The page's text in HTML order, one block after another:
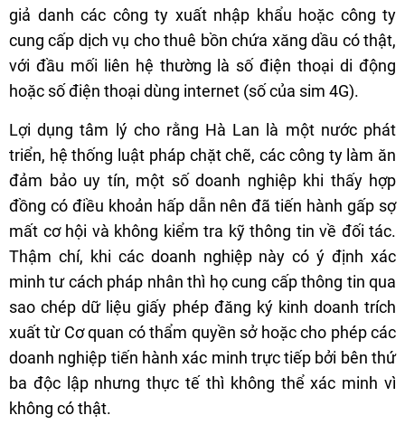
giả danh các công ty xuất nhập khẩu hoặc công ty
cung cấp dịch vụ cho thuê bồn chứa xăng dầu có thật,
với đầu mối liên hệ thường là số điện thoại di động
hoặc số điện thoại dùng internet (số của sim 4G).
Lợi dụng tâm lý cho rằng Hà Lan là một nước phát
triển, hệ thống luật pháp chặt chẽ, các công ty làm ăn
đảm bảo uy tín, một số doanh nghiệp khi thấy hợp
đồng có điều khoản hấp dẫn nên đã tiến hành gấp sợ
mất cơ hội và không kiểm tra kỹ thông tin về đối tác.
Thậm chí, khi các doanh nghiệp này có ý định xác
minh tư cách pháp nhân thì họ cung cấp thông tin qua
sao chép dữ liệu giấy phép đăng ký kinh doanh trích
xuất từ Cơ quan có thẩm quyền sở hoặc cho phép các
doanh nghiệp tiến hành xác minh trực tiếp bởi bên thứ
ba độc lập nhưng thực tế thì không thể xác minh vì
không có thật.